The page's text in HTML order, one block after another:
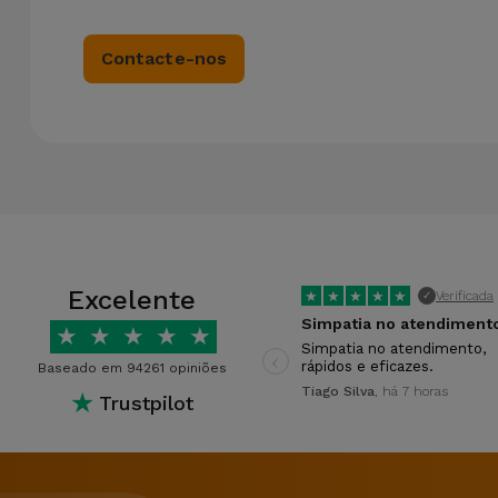
Contacte-nos
Excelente
★ ★ ★ ★ ★
Baseado em 94261 opiniões
★ Trustpilot
★ ★ ★ ★ ★ ✓ Verificada
Simpatia no
Simpatia no atendimento,
rápidos e eficazes.
Tiago Silva, há 7 horas